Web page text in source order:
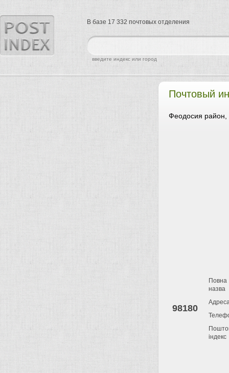
Почтовый
Феодосия район,
98180
Повна
назва
індекс
найти
введите индекс или город
В базе 17 332 почтовых отделения